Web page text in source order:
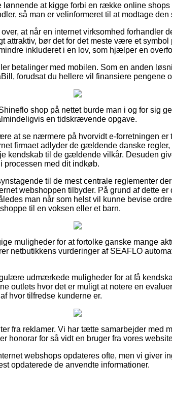
at kigge forbi en række online shops
så man er velinformeret til at modtage den
at når en internet virksomhed forhandler
attraktiv, bør det for det meste være et
inkluderet i en lov, som hjælper en
betalinger med mobilen. Som en anden
forudsat du hellere vil finansiere pengene
shop på nettet burde man i og for sig
en tidskrævende opgave.
at se nærmere på hvorvidt e-forretningen
firmaet adlyder de gældende danske regler,
kendskab til de gældende vilkår. Desuden
processen med dit indkøb.
til de mest centrale reglementer
webshoppen tilbyder. På grund af dette er
man når som helst vil kunne bevise
til en voksen eller et barn.
muligheder for at fortolke ganske mange
netbutikkens vurderinger af SEAFLO
udmærkede muligheder for at få
outlets hvor det er muligt at notere en
hvor tilfredse kunderne er.
fra reklamer. Vi har tætte samarbejder med
honorar for så vidt en bruger fra vores
webshops opdateres ofte, men vi giver
opdaterede de anvendte informationer.